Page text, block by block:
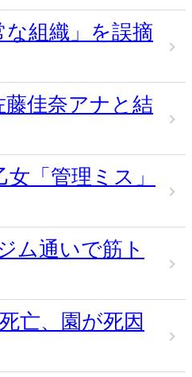
な組織」を誤摘
藤佳奈アナと結
「管理ミス」
ム通いで筋ト
亡、園が死因